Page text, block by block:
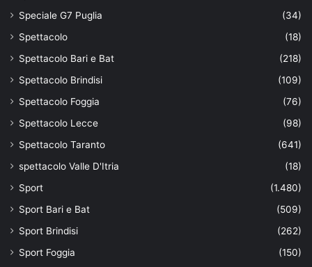
Speciale G7 Puglia
(34)
Spettacolo
(18)
Spettacolo Bari e Bat
(218)
Spettacolo Brindisi
(109)
Spettacolo Foggia
(76)
Spettacolo Lecce
(98)
Spettacolo Taranto
(641)
spettacolo Valle D'Itria
(18)
Sport
(1.480)
Sport Bari e Bat
(509)
Sport Brindisi
(262)
Sport Foggia
(150)